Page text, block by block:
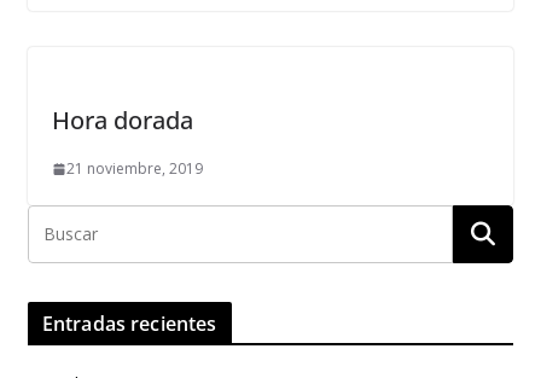
Hora dorada
21 noviembre, 2019
Entradas recientes